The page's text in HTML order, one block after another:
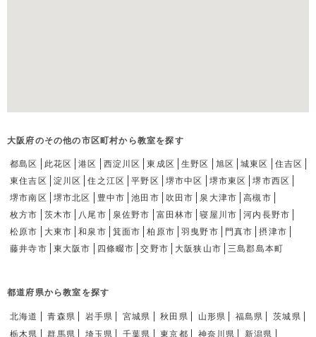
大阪府のその他の市区町村から教室を探す
都島区 此花区 港区 西淀川区 東成区 生野区 旭区 城東区
住吉区
東住吉区
淀川区 住之江区 平野区 堺市中区 堺市東区
堺市西区
堺市南区
堺市北区 豊中市 池田市 吹田市 泉大津市
高槻市
枚方市
茨木市 八尾市 泉佐野市 富田林市 寝屋川市
河内長野市
松原市
大東市 和泉市 箕面市 柏原市 羽曳野市 門真市
摂津市
藤井寺市
東大阪市 四條畷市 交野市 大阪狭山市 三島郡島本町
都道府県から教室を探す
北海道 青森県 岩手県 宮城県 秋田県 山形県 福島県
茨城県
栃木県
群馬県 埼玉県 千葉県 東京都 神奈川県
新潟県